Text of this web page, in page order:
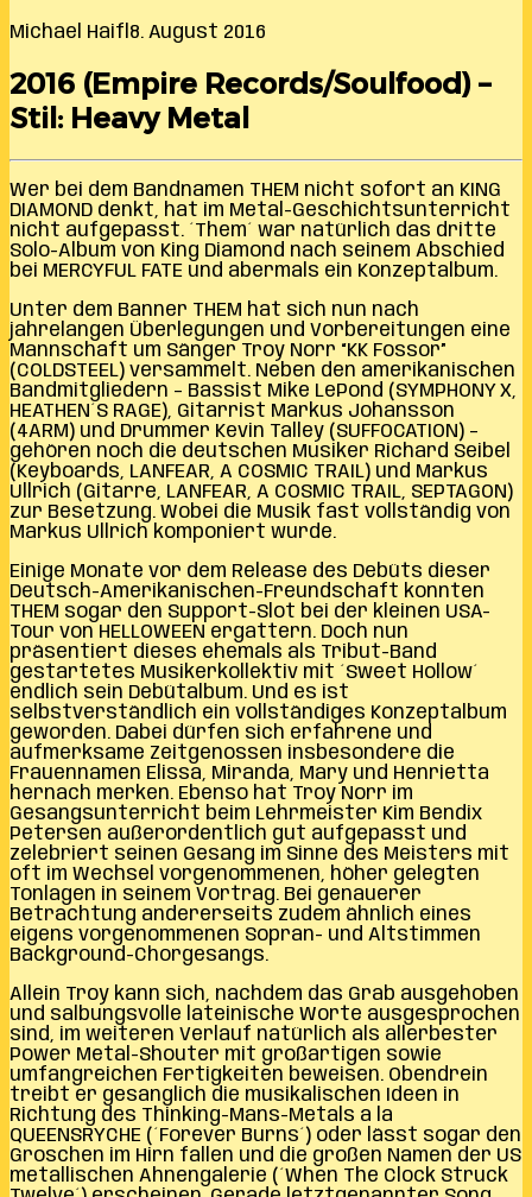
Michael Haifl 8. August 2016
2016 (Empire Records/Soulfood) –
Stil: Heavy Metal
Wer bei dem Bandnamen THEM nicht sofort an KING
DIAMOND denkt, hat im Metal-Geschichtsunterricht
nicht aufgepasst. ´Them´ war natürlich das dritte
Solo-Album von King Diamond nach seinem Abschied
bei MERCYFUL FATE und abermals ein Konzeptalbum.
Unter dem Banner THEM hat sich nun nach
jahrelangen Überlegungen und Vorbereitungen eine
Mannschaft um Sänger Troy Norr “KK Fossor”
(COLDSTEEL) versammelt. Neben den amerikanischen
Bandmitgliedern – Bassist Mike LePond (SYMPHONY X,
HEATHEN´S RAGE), Gitarrist Markus Johansson
(4ARM) und Drummer Kevin Talley (SUFFOCATION) –
gehören noch die deutschen Musiker Richard Seibel
(Keyboards, LANFEAR, A COSMIC TRAIL) und Markus
Ullrich (Gitarre, LANFEAR, A COSMIC TRAIL, SEPTAGON)
zur Besetzung. Wobei die Musik fast vollständig von
Markus Ullrich komponiert wurde.
Einige Monate vor dem Release des Debüts dieser
Deutsch-Amerikanischen-Freundschaft konnten
THEM sogar den Support-Slot bei der kleinen USA-
Tour von HELLOWEEN ergattern. Doch nun
präsentiert dieses ehemals als Tribut-Band
gestartetes Musikerkollektiv mit ´Sweet Hollow´
endlich sein Debütalbum. Und es ist
selbstverständlich ein vollständiges Konzeptalbum
geworden. Dabei dürfen sich erfahrene und
aufmerksame Zeitgenossen insbesondere die
Frauennamen Elissa, Miranda, Mary und Henrietta
hernach merken. Ebenso hat Troy Norr im
Gesangsunterricht beim Lehrmeister Kim Bendix
Petersen außerordentlich gut aufgepasst und
zelebriert seinen Gesang im Sinne des Meisters mit
oft im Wechsel vorgenommenen, höher gelegten
Tonlagen in seinem Vortrag. Bei genauerer
Betrachtung andererseits zudem ähnlich eines
eigens vorgenommenen Sopran- und Altstimmen
Background-Chorgesangs.
Allein Troy kann sich, nachdem das Grab ausgehoben
und salbungsvolle lateinische Worte ausgesprochen
sind, im weiteren Verlauf natürlich als allerbester
Power Metal-Shouter mit großartigen sowie
umfangreichen Fertigkeiten beweisen. Obendrein
treibt er gesanglich die musikalischen Ideen in
Richtung des Thinking-Mans-Metals a la
QUEENSRYCHE (´Forever Burns´) oder lässt sogar den
Groschen im Hirn fallen und die großen Namen der US
metallischen Ahnengalerie (´When The Clock Struck